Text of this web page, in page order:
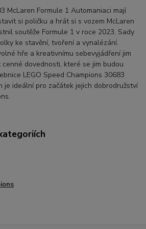
McLaren Formule 1 Automaniaci mají
si poličku a hrát si s vozem McLaren
soutěže Formule 1 v roce 2023. Sady
ke stavění, tvoření a vynalézání.
hře a kreativnímu sebevyjádření jim
dovednosti, které se jim budou
LEGO Speed Champions 30683
je ideální pro začátek jejich dobrodružství